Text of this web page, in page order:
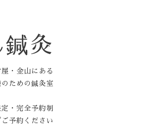
鍼灸
・金山にある
ための鍼灸室
・完全予約制
予約ください